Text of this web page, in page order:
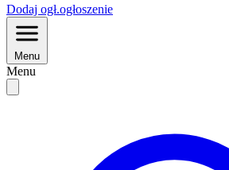
Dodaj ogł.ogłoszenie
Menu
Menu